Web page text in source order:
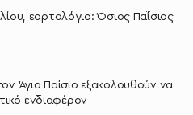
εορτολόγιο: Όσιος Παΐσιος
Άγιο Παΐσιο εξακολουθούν να
ενδιαφέρον